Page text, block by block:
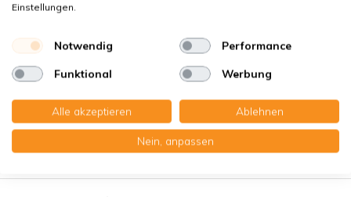
Schutz vor
Eigenschaften
Produktbeschreibung
Einstellungen.
Notwendig Performance
Funktional Werbung
Alle akzeptieren Ablehnen
Nein, anpassen